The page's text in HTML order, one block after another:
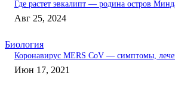
Где растет эвкалипт — родина остров
Авг 25, 2024
Биология
Коронавирус MERS CoV — симптомы,
Июн 17, 2021